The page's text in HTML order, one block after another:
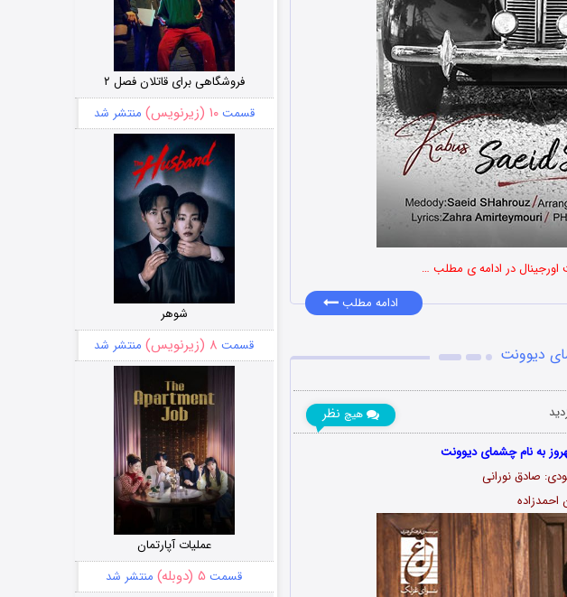
اورجینال در ادامه ی مطلب …
ادامه مطلب
دیوونت
هیچ نظر
به نام چشمای دیوونت
صادق نورانی
فروشگاهی برای قاتلان فصل ۲
قسمت۱۰ (زیرنویس) منتشر شد
شوهر
قسمت ۸ (زیرنویس) منتشر شد
عملیات آپارتمان
قسمت ۵ (دوبله) منتشر شد